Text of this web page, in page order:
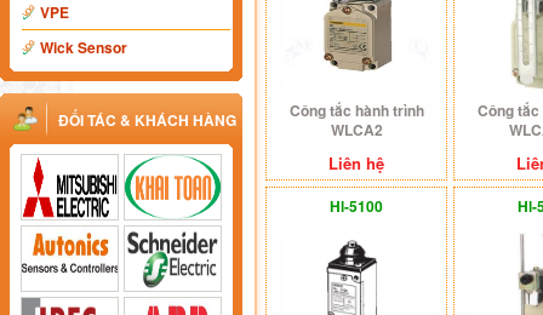
VPE
Wick Sensor
ĐỐI TÁC & KHÁCH HÀNG
Công tắc hành trình
WLCA2
Liên hệ
Công
Hl-5100 Hl-